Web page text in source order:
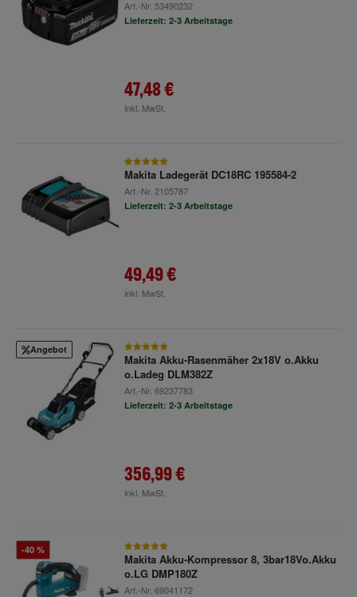
Art.-Nr. 53490232
Lieferzeit: 2-3 Arbeitstage
47,48 €
inkl. MwSt.
Makita Ladegerät DC18RC 195584-2
Art.-Nr. 2105787
Lieferzeit: 2-3 Arbeitstage
49,49 €
inkl. MwSt.
Angebot
Makita Akku-Rasenmäher 2x18V o.Akku
o.Ladeg DLM382Z
Art.-Nr. 69237783
Lieferzeit: 2-3 Arbeitstage
356,99 €
inkl. MwSt.
-40 %
Makita Akku-Kompressor 8, 3bar18Vo.Akku
o.LG DMP180Z
Art.-Nr. 69041172